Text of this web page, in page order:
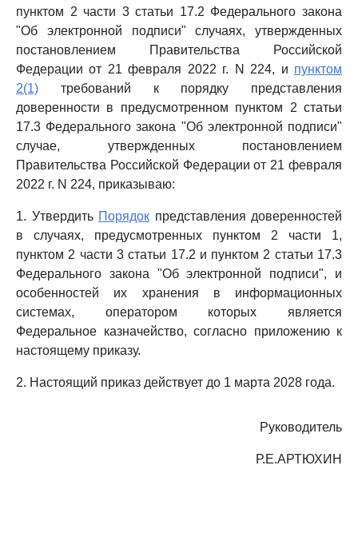
пунктом 2 части 3 статьи 17.2 Федерального закона
"Об электронной подписи" случаях, утвержденных
постановлением Правительства Российской
Федерации от 21 февраля 2022 г. N 224, и пунктом
2(1) требований к порядку представления
доверенности в предусмотренном пунктом 2 статьи
17.3 Федерального закона "Об электронной подписи"
случае, утвержденных постановлением
Правительства Российской Федерации от 21 февраля
2022 г. N 224, приказываю:
1. Утвердить Порядок представления доверенностей
в случаях, предусмотренных пунктом 2 части 1,
пунктом 2 части 3 статьи 17.2 и пунктом 2 статьи 17.3
Федерального закона "Об электронной подписи", и
особенностей их хранения в информационных
системах, оператором которых является
Федеральное казначейство, согласно приложению к
настоящему приказу.
2. Настоящий приказ действует до 1 марта 2028 года.
Руководитель
Р.Е.АРТЮХИН